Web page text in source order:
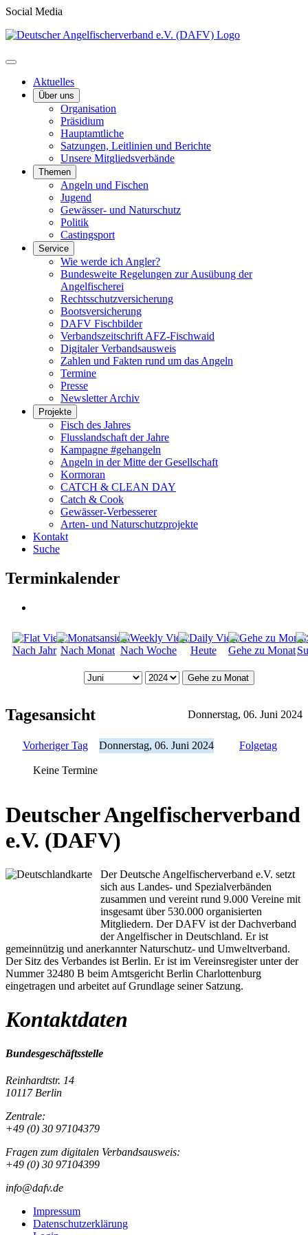
Social Media
Aktuelles
Über uns
Organisation
Präsidium
Hauptamtliche
Satzungen, Leitlinien und Berichte
Unsere Mitgliedsverbände
Themen
Angeln und Fischen
Jugend
Gewässer- und Naturschutz
Politik
Castingsport
Service
Wie werde ich Angler?
Bundesweite Regelungen zur Ausübung der
Angelfischerei
Rechtsschutzversicherung
Bootsversicherung
DAFV Fischbilder
Verbandszeitschrift AFZ-Fischwaid
Digitaler Verbandsausweis
Zahlen und Fakten rund um das Angeln
Termine
Presse
Newsletter Archiv
Projekte
Fisch des Jahres
Flusslandschaft der Jahre
Kampagne #gehangeln
Angeln in der Mitte der Gesellschaft
Kormoran
CATCH & CLEAN DAY
Catch & Cook
Gewässer-Verbesserer
Arten- und Naturschutzprojekte
Kontakt
Suche
Terminkalender
Nach Jahr Nach Monat Nach Woche Heute Gehe zu Monat
Gehe zu Monat
Tagesansicht Donnerstag, 06. Juni 2024
Vorheriger Tag Donnerstag, 06. Juni 2024 Folgetag
Keine Termine
Deutscher Angelfischerverband
e.V. (DAFV)
Der Deutsche Angelfischerverband e.V. setzt
sich aus Landes- und Spezialverbänden
zusammen und vereint rund 9.000 Vereine mit
insgesamt über 530.000 organisierten
Mitgliedern. Der DAFV ist der Dachverband
der Angelfischer in Deutschland. Er ist
gemeinnützig und anerkannter Naturschutz- und Umweltverband.
Der Sitz des Verbandes ist Berlin. Er ist im Vereinsregister unter der
Nummer 32480 B beim Amtsgericht Berlin Charlottenburg
eingetragen und arbeitet auf Grundlage seiner Satzung.
Kontaktdaten
Bundesgeschäftsstelle
Reinhardtstr. 14
10117 Berlin
Zentrale:
+49 (0) 30 97104379
Fragen zum digitalen Verbandsausweis:
+49 (0) 30 97104399
info@dafv.de
Impressum
Datenschutzerklärung